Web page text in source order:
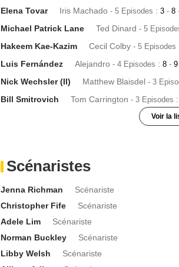
Elena Tovar Iris Machado - 5 Episodes : 3 - 8
Michael Patrick Lane Ted Dinard - 5
Hakeem Kae-Kazim Cecil Colby - 5 Episodes
Luis Fernández Alejandro - 4 Episodes : 8 - 9
Nick Wechsler (II) Matthew Blaisdel - 3
Bill Smitrovich Tom Carrington - 3 Episodes :
Voir la
Kelly Rutherford Melissa Daniels
Arnetia Walker Luella Culhane
Brent Antonello Chris - 3 Episodes :
J.R. Cacia Rick Morales
Jackie Littman
Scénaristes
Jenna Richman
Scénariste
Christopher Fife
Scénariste
Adele Lim
Scénariste
Norman Buckley
Scénariste
Libby Welsh
Scénariste